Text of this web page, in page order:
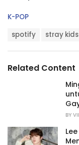
C
r
K-POP
:
spotify stray kids
Related Content
BY